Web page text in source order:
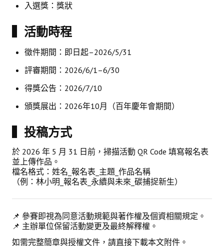
鑛冶期刊獲行政院頒發雜誌金鼎獎
歷年詹天佑論文獎與中工會論文得獎人
鑛冶期刊 (需登入會員)
鑛冶期刊徵稿
專題討論會論文集
鑽禧紀念冊
學會電子報
入選獎：獎狀
▍活動時程
徵件期間：即日起–2026/5/31
評審期間：2026/6/1–6/30
得獎公告：2026/7/10
頒獎展出：2026年10月（百年慶年會期間）
▍投稿方式
於 2026 年 5 月 31 日前，掃描活動 QR Code 填寫報名表
並上傳作品。
檔名格式：姓名_報名表_主題_作品名稱
（例：林小明_報名表_永續與未來_碳捕捉新生）
📌 參賽即視為同意活動規範與著作權及個資相關規定。
📌 主辦單位保留活動變更及最終解釋權。
如需完整簡章與授權文件，請直接下載本文附件。